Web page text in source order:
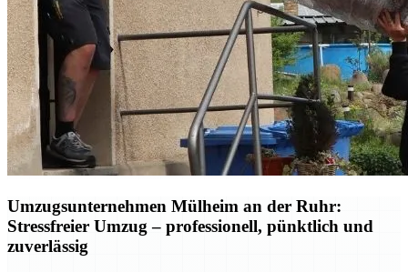
Umzugsunternehmen Mülheim an der Ruhr:
Stressfreier Umzug – professionell, pünktlich und
zuverlässig